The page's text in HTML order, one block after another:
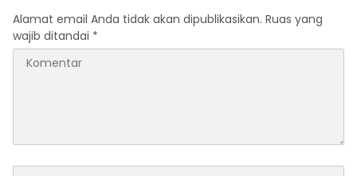
Alamat email Anda tidak akan dipublikasikan. Ruas yang
wajib ditandai *